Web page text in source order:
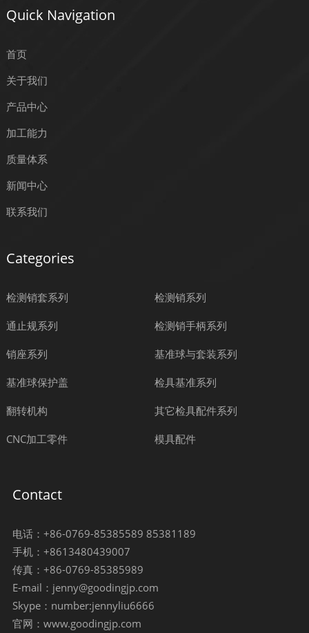
Quick Navigation
首页
关于我们
产品中心
加工能力
质量体系
新闻中心
联系我们
Categories
检测销套系列 检测销系列
通止规系列 检测销手柄系列
销座系列 基准球与套装系列
基准球保护盖 检具基准系列
翻转机构 其它检具配件系列
CNC加工零件 模具配件
Contact
电话：+86-0769-85385589 85381189
手机：+8613480439007
传真：+86-0769-85385989
E-mail：jenny@goodingjp.com
Skype：number:jennyliu6666
官网：www.goodingjp.com